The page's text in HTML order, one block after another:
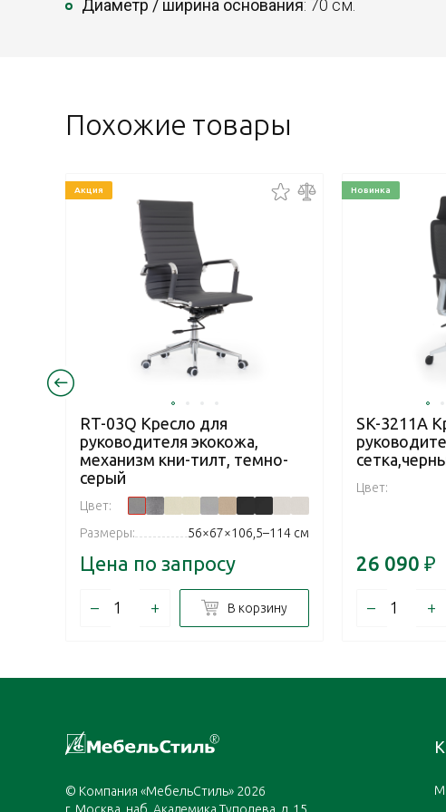
Диаметр / ширина основания: 70 см.
Похожие товары
Акция
RT-03Q Кресло для
руководителя экокожа,
механизм кни-тилт, темно-
серый
Цвет:
Размеры:
56×67×106,5–114 см
Цена по запросу
– + В корзину
Новинка
SK-3211A
Цвет:
26 090 ₽
– +
© Компания «МебельСтиль» 2026